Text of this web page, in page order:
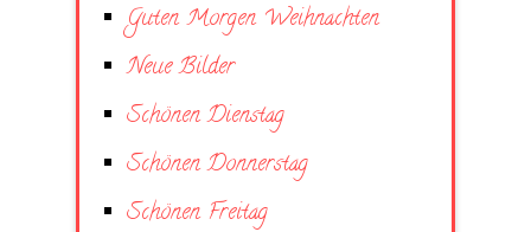
Guten Morgen Weihnachten
Neue Bilder
Schönen Dienstag
Schönen Donnerstag
Schönen Freitag